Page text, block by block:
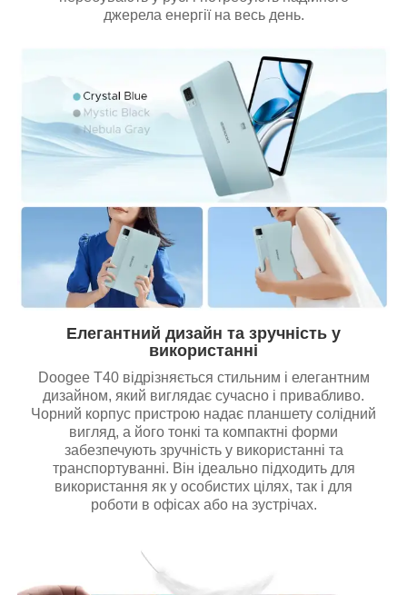
джерела енергії на весь день.
Елегантний дизайн та зручність у
використанні
Doogee T40 відрізняється стильним і елегантним
дизайном, який виглядає сучасно і привабливо.
Чорний корпус пристрою надає планшету солідний
вигляд, а його тонкі та компактні форми
забезпечують зручність у використанні та
транспортуванні. Він ідеально підходить для
використання як у особистих цілях, так і для
роботи в офісах або на зустрічах.